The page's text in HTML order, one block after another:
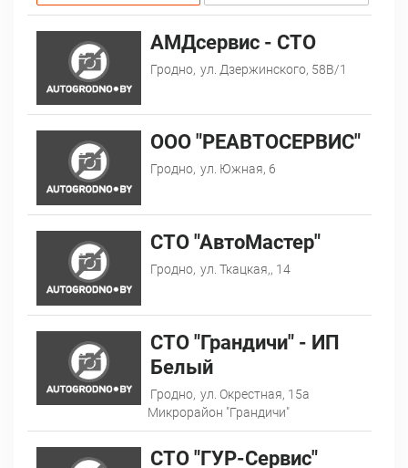
АМДсервис - СТО
Гродно, ул. Дзержинского, 58В/1
ООО "РЕАВТОСЕРВИС"
Гродно, ул. Южная, 6
СТО "АвтоМастер"
Гродно, ул. Ткацкая,, 14
СТО "Грандичи" - ИП
Белый
Гродно, ул. Окрестная, 15а
Микрорайон "Грандичи"
СТО "ГУР-Сервис"